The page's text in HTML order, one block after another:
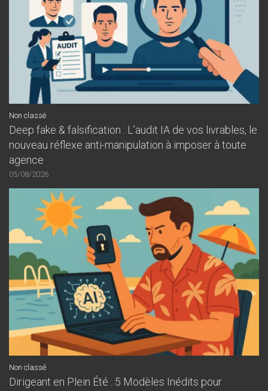
Non classé
Deep fake & falsification : L’audit IA de vos livrables, le
nouveau réflexe anti-manipulation à imposer à toute
agence
05/08/2026
Non classé
Dirigeant en Plein Été : 5 Modèles Inédits pour